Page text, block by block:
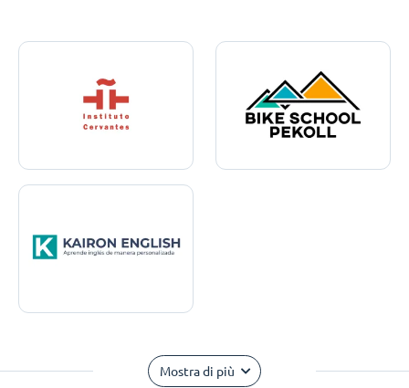
Mostra di più